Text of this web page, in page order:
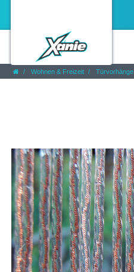
Wohnen & Freizeit Türvorhänge